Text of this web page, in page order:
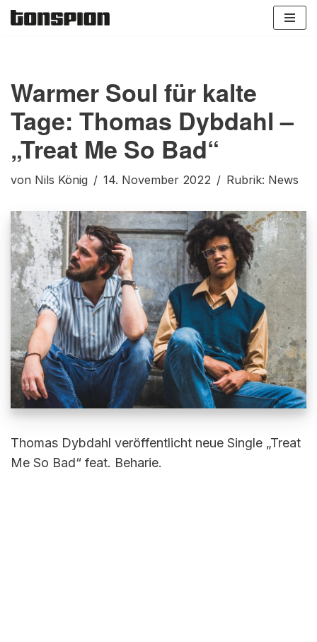
Warmer Soul für kalte
Tage: Thomas Dybdahl –
„Treat Me So Bad“
von Nils König 14. November 2022 Rubrik: News
Thomas Dybdahl veröffentlicht neue Single „Treat
Me So Bad“ feat. Beharie.